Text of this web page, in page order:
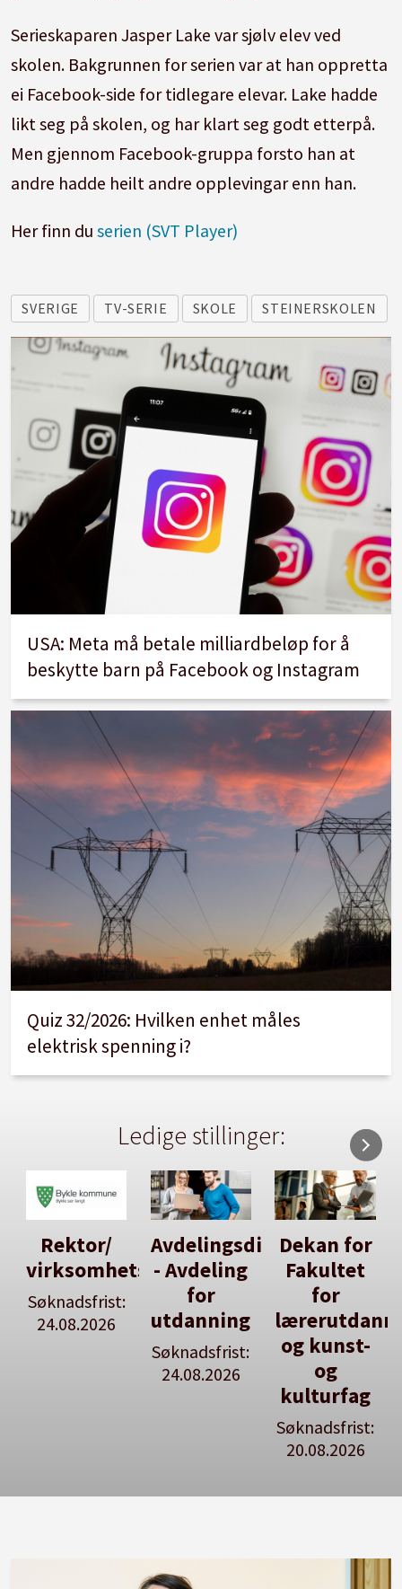
Serieskaparen Jasper Lake var sjølv elev ved
skolen. Bakgrunnen for serien var at han oppretta
ei Facebook-side for tidlegare elevar. Lake hadde
likt seg på skolen, og har klart seg godt etterpå.
Men gjennom Facebook-gruppa forsto han at
andre hadde heilt andre opplevingar enn han.
Her finn duserien (SVT Player)
SVERIGE TV-SERIE SKOLE STEINERSKOLEN
USA: Meta må betale milliardbeløp for å
beskytte barn på Facebook og Instagram
Quiz 32/2026: Hvilken enhet måles
elektrisk spenning i?
Ledige stillinger:
Avdelingsdirektør
- Avdeling
for
utdanning
Dekan for
Fakultet
for
lærerutdanning
og kunst-
og
Her kan
du utlyse
en ledig
stilling
Se våre
stillingspakker